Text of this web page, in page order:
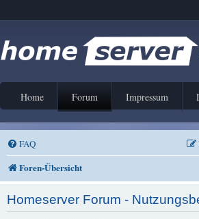
Home Forum Impressum
FAQ
Foren-Übersicht
Homeserver Forum -